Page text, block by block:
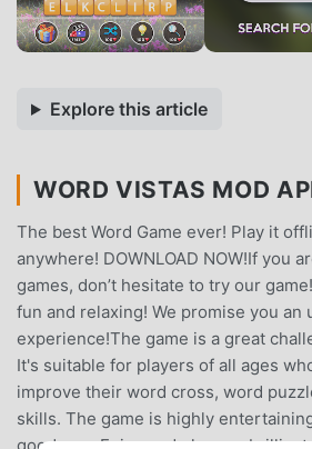
Explore this article
WORD VISTAS MOD
The best Word Game ever! Play it
anywhere! DOWNLOAD NOW!If you
games, don’t hesitate to try our
fun and relaxing! We promise you an
experience!The game is a great
It's suitable for players of all ages
improve their word cross, word
skills. The game is highly